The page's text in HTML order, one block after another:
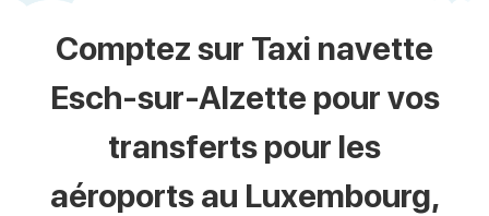
Comptez sur Taxi navette
Esch-sur-Alzette pour vos
transferts pour les
aéroports au Luxembourg,